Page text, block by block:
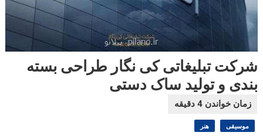
شرکت تبلیغاتی کی نگار طراحی بسته
بندی و تولید ساک دستی
موسیقی هنر